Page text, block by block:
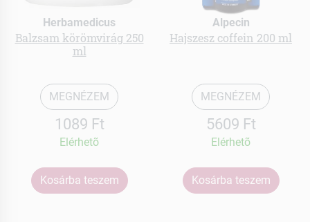
Herbamedicus
Balzsam körömvirág 250
ml
MEGNÉZEM
1089 Ft
Elérhetõ
Kosárba teszem
Alpecin
Hajszesz coffein 200 ml
MEGNÉZEM
5609 Ft
Elérhetõ
Kosárba teszem